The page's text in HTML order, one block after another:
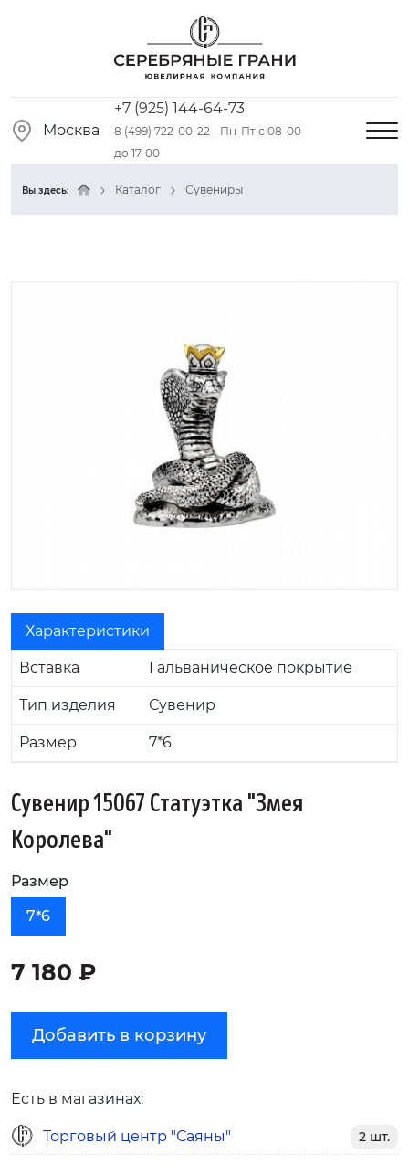
Москва
+7 (925) 144-64-73
8 (499) 722-00-22 - Пн-Пт с 08-00
до 17-00
Вы здесь: Каталог Сувениры
Характеристики
Вставка Гальваническое покрытие
Тип изделия Сувенир
Размер 7*6
Сувенир 15067 Статуэтка "Змея
Королева"
Размер
7*6
7 180 ₽
Добавить в корзину
Есть в магазинах:
Торговый центр "Саяны" 2 шт.